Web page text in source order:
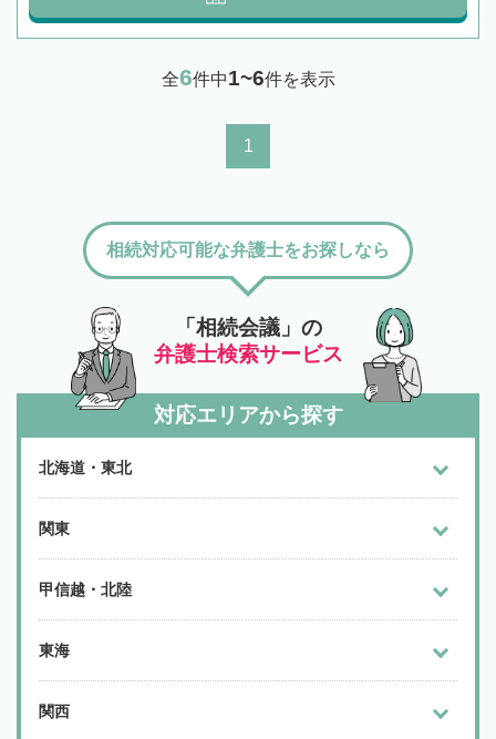
全6件中1~6件を表示
1
「相続会議」の
弁護士検索サービス
相続対応可能な弁護士をお探しなら
対応エリアから探す
北海道・東北
関東
甲信越・北陸
東海
関西